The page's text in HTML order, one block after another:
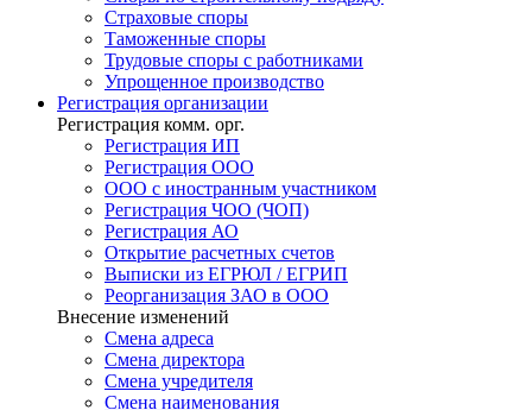
Страховые споры
Таможенные споры
Трудовые споры с работниками
Упрощенное производство
Регистрация организации
Регистрация комм. орг.
Регистрация ИП
Регистрация ООО
ООО с иностранным участником
Регистрация ЧОО (ЧОП)
Регистрация АО
Открытие расчетных счетов
Выписки из ЕГРЮЛ / ЕГРИП
Реорганизация ЗАО в ООО
Внесение изменений
Смена адреса
Смена директора
Cмена учредителя
Смена наименования